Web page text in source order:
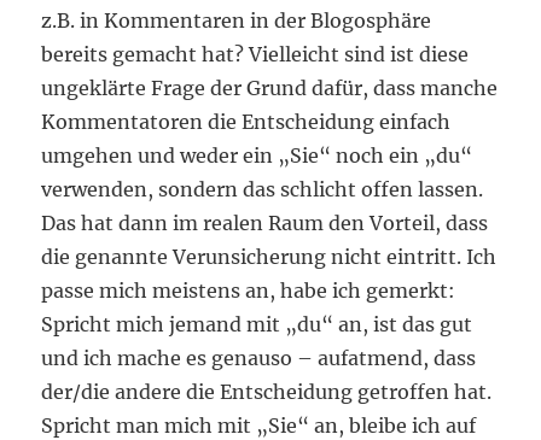
z.B. in Kommentaren in der Blogosphäre
bereits gemacht hat? Vielleicht sind ist diese
ungeklärte Frage der Grund dafür, dass manche
Kommentatoren die Entscheidung einfach
umgehen und weder ein „Sie“ noch ein „du“
verwenden, sondern das schlicht offen lassen.
Das hat dann im realen Raum den Vorteil, dass
die genannte Verunsicherung nicht eintritt. Ich
passe mich meistens an, habe ich gemerkt:
Spricht mich jemand mit „du“ an, ist das gut
und ich mache es genauso – aufatmend, dass
der/die andere die Entscheidung getroffen hat.
Spricht man mich mit „Sie“ an, bleibe ich auf